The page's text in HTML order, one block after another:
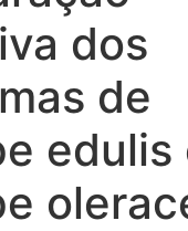
dos
de
edulis